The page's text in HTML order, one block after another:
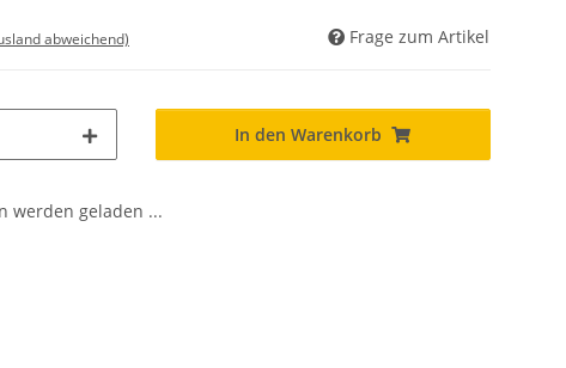
abweichend) Frage zum Artikel
In den Warenkorb
werden geladen ...